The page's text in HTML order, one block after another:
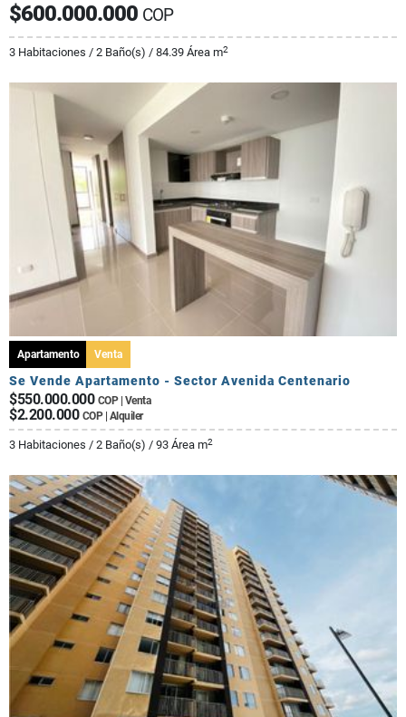
$600.000.000 COP
3 Habitaciones / 2 Baño(s) / 84.39 Área m2
Apartamento Venta
Se Vende Apartamento - Sector Avenida Centenario
$550.000.000 COP | Venta
$2.200.000 COP | Alquiler
3 Habitaciones / 2 Baño(s) / 93 Área m2